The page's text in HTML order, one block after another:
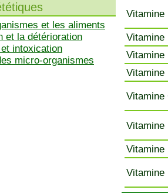
et les aliments
et la détérioration
intoxication
micro-organismes
Vitamine
Vitamine
Vitamine
Vitamine
Vitamine
Vitamine
Vitamine
Vitamine